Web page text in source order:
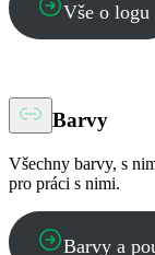
Vše o logu
Barvy
Všechny barvy, s
pro práci s nimi.
Barvy a